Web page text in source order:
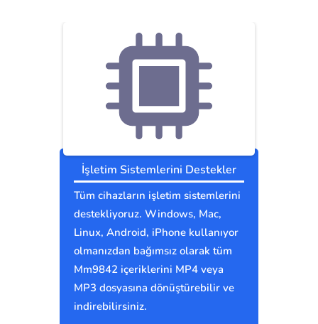
İşletim Sistemlerini Destekler
Tüm cihazların işletim sistemlerini
destekliyoruz. Windows, Mac,
Linux, Android, iPhone kullanıyor
olmanızdan bağımsız olarak tüm
Mm9842 içeriklerini MP4 veya
MP3 dosyasına dönüştürebilir ve
indirebilirsiniz.